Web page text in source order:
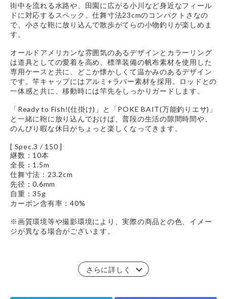
街中を流れる水路や、田園に広がる小川など身近なフィール
ドに対応するスペック。仕舞寸法23cmのコンパクトさなの
で、小さな鞄に放り込んで散歩がてらの小物釣りが楽しめま
す。
オールドアメリカンな雰囲気のあるデザインとカラーリング
は道具としての愛着を高め、標準装備の帆布素材を使用した
専用ケースと共に、どこか懐かしくて温かみのあるデザイン
です。竿キャップにはアルミ+ラバー素材を採用。ロッドとの
一体感と共に、移動時には竿先をしっかりガードします。
「Ready to Fish!(仕掛け)」と「POKE BAIT(万能釣りエサ)」
と一緒に鞄に放り込んでおけば、普段の生活の隙間時間や、
のんびり暇な休日がちょっと楽しくなってきます。
[ Spec.3 / 150 ]
継数：10本
全長：1.5m
仕舞寸法：23.2cm
先径：0.6mm
自重：35g
カーボン含有率：40%
※画質環境等や撮影環境により、実際の商品との色、イメー
ジが異なる場合がございます。
さらに詳しく